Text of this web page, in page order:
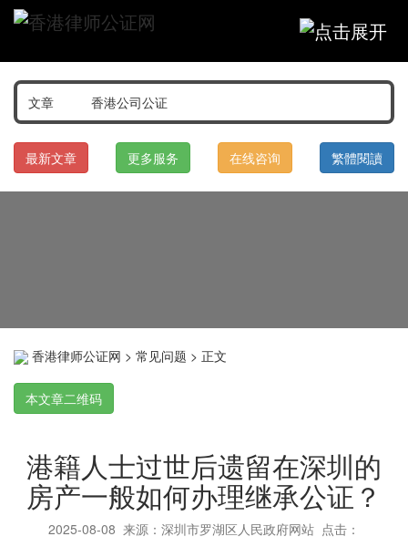
最新文章 更多服务 在线咨询 繁體閱讀
香港律师公证网 > 常见问题 > 正文
本文章二维码
港籍人士过世后遗留在深圳的
房产一般如何办理继承公证？
2025-08-08 来源：深圳市罗湖区人民政府网站 点击：